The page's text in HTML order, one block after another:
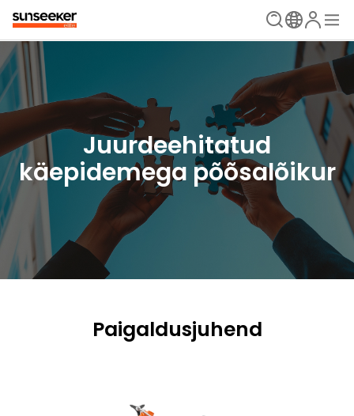
Juurdeehitatud
käepidemega põõsalõikur
Paigaldusjuhend